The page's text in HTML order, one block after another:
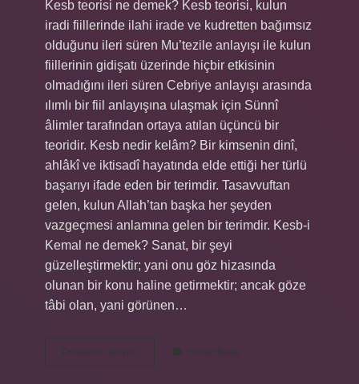
Kesb teorisi ne demek? Kesb teorisi, kulun
iradi fiillerinde ilahi irade ve kudretten bağımsız
olduğunu ileri süren Mu’tezile anlayışı ile kulun
fiillerinin gidişatı üzerinde hiçbir etkisinin
olmadığını ileri süren Cebriye anlayışı arasında
ılımlı bir fiil anlayışına ulaşmak için Sünnî
âlimler tarafından ortaya atılan üçüncü bir
teoridir. Kesb nedir kelâm? Bir kimsenin dinî,
ahlâkî ve iktisadî hayatında elde ettiği her türlü
başarıyı ifade eden bir terimdir. Tasavvuftan
gelen, kulun Allah’tan başka her şeyden
vazgeçmesi anlamına gelen bir terimdir. Kesb-i
Kemal ne demek? Sanat, bir şeyi
güzelleştirmektir; yani onu göz hizasında
olunan bir konu haline getirmektir; ancak göze
tâbi olan, yani görünen…
Yorum Bırak